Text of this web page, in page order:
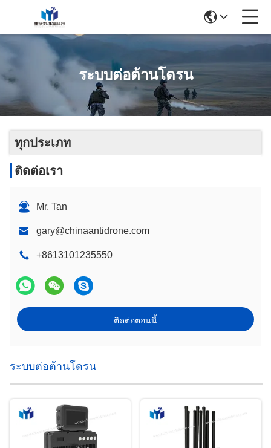
ระบบต่อต้านโดรน
ทุกประเภท
ติดต่อเรา
Mr. Tan
gary@chinaantidrone.com
+8613101235550
ติดต่อตอนนี้
ระบบต่อต้านโดรน